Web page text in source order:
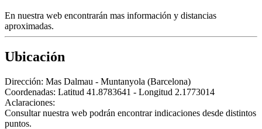
En nuestra web encontrarán mas información y distancias
aproximadas.
Ubicación
Dirección: Mas Dalmau - Muntanyola (Barcelona)
Coordenadas: Latitud 41.8783641 - Longitud 2.1773014
Aclaraciones:
Consultar nuestra web podrán encontrar indicaciones desde distintos
puntos.